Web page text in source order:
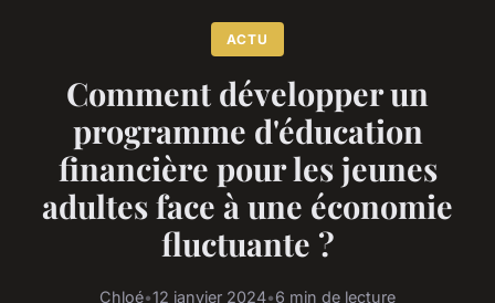
ACTU
Comment développer un
programme d'éducation
financière pour les jeunes
adultes face à une économie
fluctuante ?
Chloé•12 janvier 2024•6 min de lecture